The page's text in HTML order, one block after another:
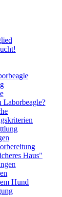
Laborbeagle?
Haus"
Hund